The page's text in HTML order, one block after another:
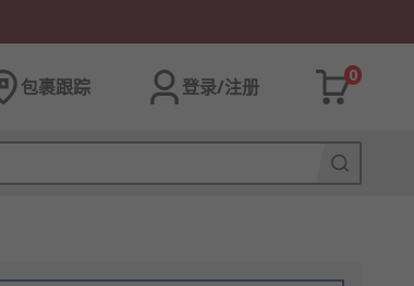
包裹跟踪 登录/注册
0